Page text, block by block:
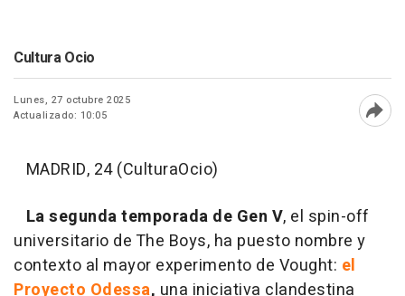
Cultura Ocio
Lunes, 27 octubre 2025
Actualizado: 10:05
MADRID, 24 (CulturaOcio)
La segunda temporada de Gen V, el spin-off
universitario de The Boys, ha puesto nombre y
contexto al mayor experimento de Vought: el
Proyecto Odessa, una iniciativa clandestina